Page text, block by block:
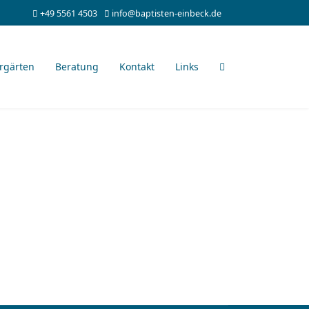
+49 5561 4503 info@baptisten-einbeck.de
Beratung Kontakt Links